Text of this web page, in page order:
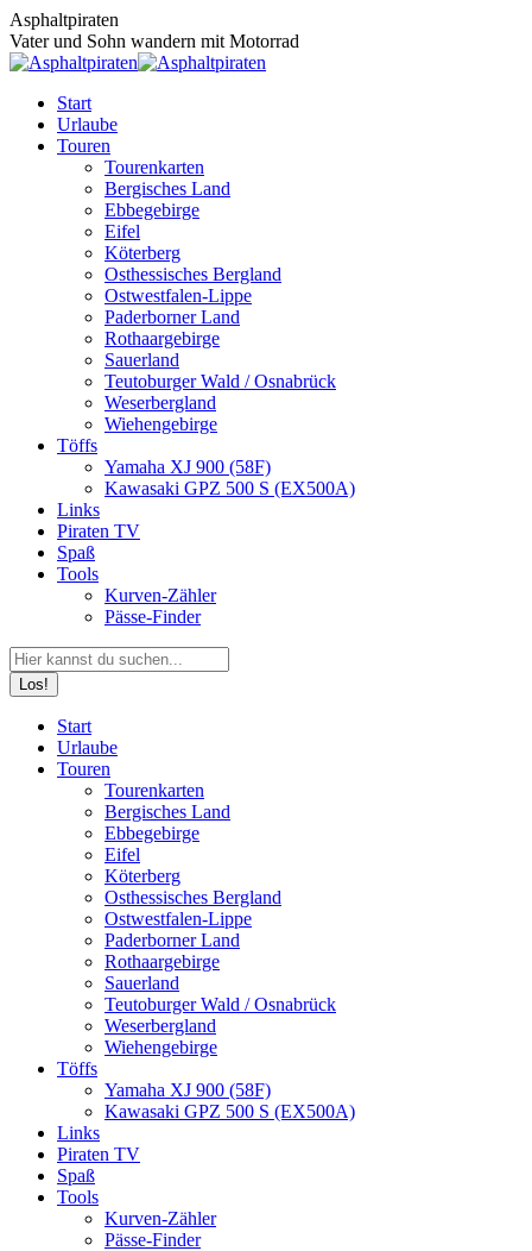
Zum
Inhalt
springen
Asphaltpiraten
Vater und Sohn wandern mit Motorrad
Start
Urlaube
Touren
Tourenkarten
Bergisches Land
Ebbegebirge
Eifel
Köterberg
Osthessisches Bergland
Ostwestfalen-Lippe
Paderborner Land
Rothaargebirge
Sauerland
Teutoburger Wald / Osnabrück
Weserbergland
Wiehengebirge
Töffs
Yamaha XJ 900 (58F)
Kawasaki GPZ 500 S (EX500A)
Links
Piraten TV
Spaß
Tools
Kurven-Zähler
Pässe-Finder
Search:
page
opens
page
opens
page
opens
Start
Urlaube
Touren
Tourenkarten
Bergisches Land
Ebbegebirge
Eifel
Köterberg
Osthessisches Bergland
Ostwestfalen-Lippe
Paderborner Land
Rothaargebirge
Sauerland
Teutoburger Wald / Osnabrück
Weserbergland
Wiehengebirge
Töffs
Yamaha XJ 900 (58F)
Kawasaki GPZ 500 S (EX500A)
Links
Piraten TV
Spaß
Tools
Kurven-Zähler
Pässe-Finder